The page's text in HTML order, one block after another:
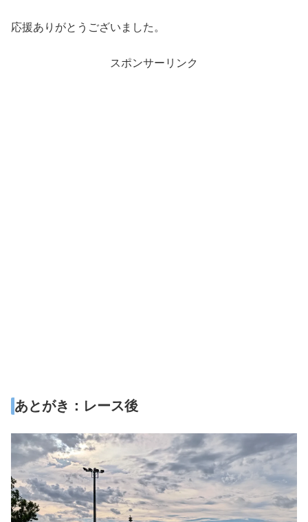
応援ありがとうございました。
スポンサーリンク
あとがき：レース後